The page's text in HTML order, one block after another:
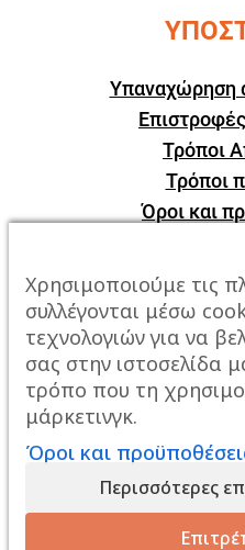
Υπαναχώρηση
Τρόποι
Τρόποι
Όροι και
Πόλη: Καβάλα,
Τηλέφωνο:
Χρησιμοποιούμε τις
συλλέγονται μέσω
τεχνολογιών για να
σας στην ιστοσελίδα
τρόπο που τη
μάρκετινγκ.
Όροι και
Περισσότερες